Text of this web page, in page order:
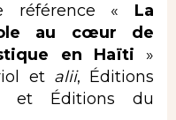
référence « La
au cœur de
en Haïti »
et alii, Éditions
et Éditions du